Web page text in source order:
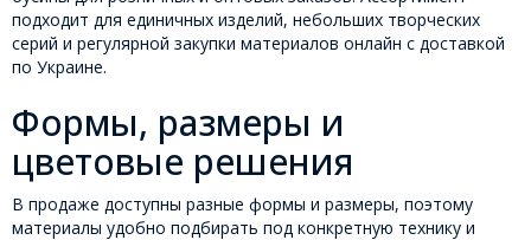
подходит для единичных изделий, небольших творческих
серий и регулярной закупки материалов онлайн с доставкой
по Украине.
Формы, размеры и
цветовые решения
В продаже доступны разные формы и размеры, поэтому
материалы удобно подбирать под конкретную технику и